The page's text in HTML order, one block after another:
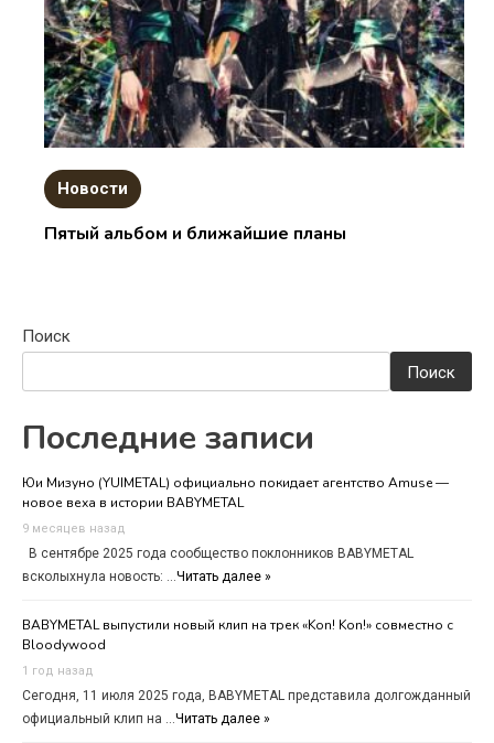
Новости
Пятый альбом и ближайшие планы
Поиск
Поиск
Последние записи
Юи Мизуно (YUIMETAL) официально покидает агентство Amuse —
новое веха в истории BABYMETAL
9 месяцев назад
В сентябре 2025 года сообщество поклонников BABYMETAL
всколыхнула новость: …Читать далее »
BABYMETAL выпустили новый клип на трек «Kon! Kon!» совместно с
Bloodywood
1 год назад
Сегодня, 11 июля 2025 года, BABYMETAL представила долгожданный
официальный клип на …Читать далее »